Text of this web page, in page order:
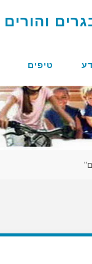
גרים והורים
טיפים